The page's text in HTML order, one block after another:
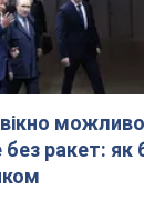
ракет: як